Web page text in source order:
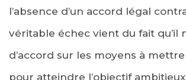
l’absence d’un accord légal
véritable échec vient du fait qu’il
d’accord sur les moyens à
pour atteindre l’objectif